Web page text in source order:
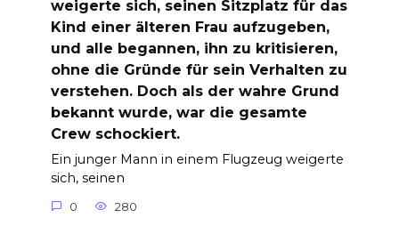
weigerte sich, seinen Sitzplatz für das
Kind einer älteren Frau aufzugeben,
und alle begannen, ihn zu kritisieren,
ohne die Gründe für sein Verhalten zu
verstehen. Doch als der wahre Grund
bekannt wurde, war die gesamte
Crew schockiert.
Ein junger Mann in einem Flugzeug weigerte
sich, seinen
0 280